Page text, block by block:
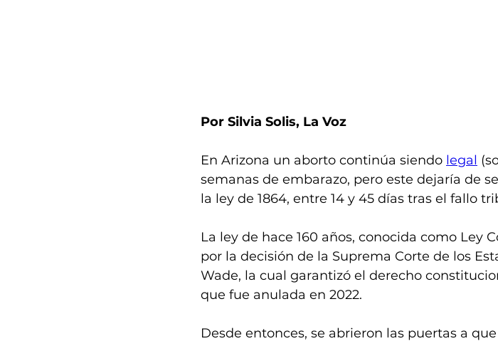
Por Silvia Solis, La Voz
En Arizona un aborto continúa siendo legal
semanas de embarazo, pero este dejaría de
la ley de 1864, entre 14 y 45 días tras el fallo
La ley de hace 160 años, conocida como Ley
por la decisión de la Suprema Corte de los
Wade, la cual garantizó el derecho
que fue anulada en 2022.
Desde entonces, se abrieron las puertas a